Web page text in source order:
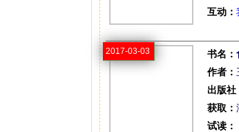
互动：
2017-03-03 书名：
作者：
出版社
获取：
试读：